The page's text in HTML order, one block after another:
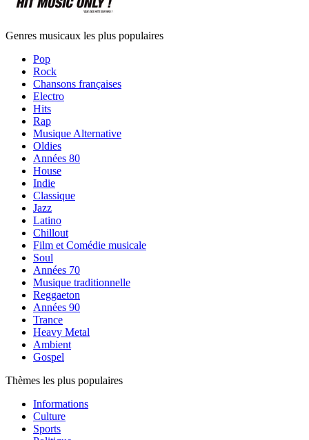
Genres musicaux les plus populaires
Pop
Rock
Chansons françaises
Electro
Hits
Rap
Musique Alternative
Oldies
Années 80
House
Indie
Classique
Jazz
Latino
Chillout
Film et Comédie musicale
Soul
Années 70
Musique traditionnelle
Reggaeton
Années 90
Trance
Heavy Metal
Ambient
Gospel
Thèmes les plus populaires
Informations
Culture
Sports